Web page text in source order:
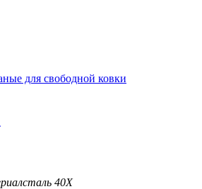
для свободной ковки
сталь 40Х